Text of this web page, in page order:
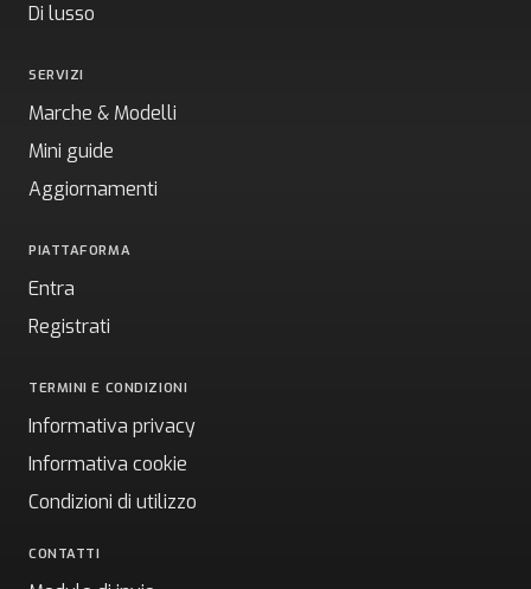
Di lusso
SERVIZI
Marche & Modelli
Mini guide
Aggiornamenti
PIATTAFORMA
Entra
Registrati
TERMINI E CONDIZIONI
Informativa privacy
Informativa cookie
Condizioni di utilizzo
CONTATTI